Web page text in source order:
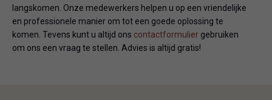
langskomen. Onze medewerkers helpen u op een vriendelijke
en professionele manier om tot een goede oplossing te
komen. Tevens kunt u altijd ons contactformulier gebruiken
om ons een vraag te stellen. Advies is altijd gratis!